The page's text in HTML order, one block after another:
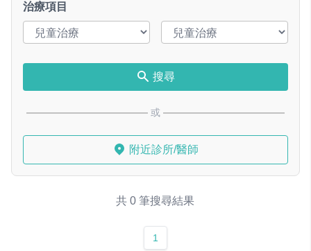
治療項目
搜尋
或
附近診所/醫師
共 0 筆搜尋結果
1